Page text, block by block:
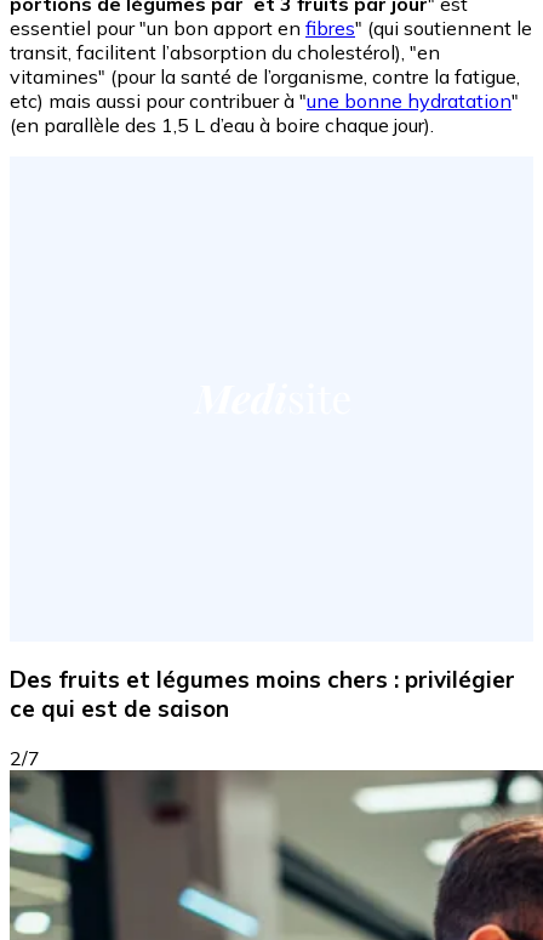
essentiel pour "un bon apport en fibres" (qui soutiennent le
transit, facilitent l’absorption du cholestérol), "en
vitamines" (pour la santé de l’organisme, contre la fatigue,
etc) mais aussi pour contribuer à "une bonne hydratation"
(en parallèle des 1,5 L d’eau à boire chaque jour).
Des fruits et légumes moins chers : privilégier
ce qui est de saison
2/7